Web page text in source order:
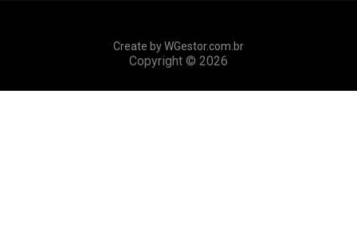
Navegação segura
Proteção de dispositivos 0/7
Create by WGestor.com.br
Copyright © 2026